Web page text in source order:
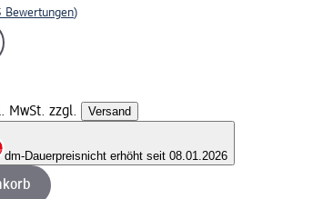
Bewertungen)
MwSt. zzgl. Versand
dm-Dauerpreisnicht erhöht seit 08.01.2026